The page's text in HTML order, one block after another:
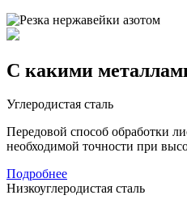
С какими
Углеродистая сталь
Передовой способ обработки
необходимой точности при
Подробнее
Низкоуглеродистая сталь